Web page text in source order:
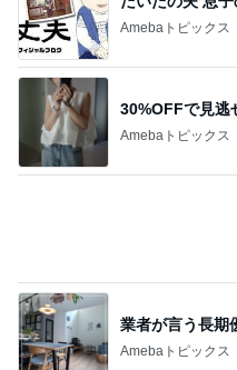
業者が言う長期
Amebaトピックス